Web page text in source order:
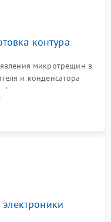
контура
микротрещин в
и конденсатора
фильтра-осушителя и
устранения засоров.